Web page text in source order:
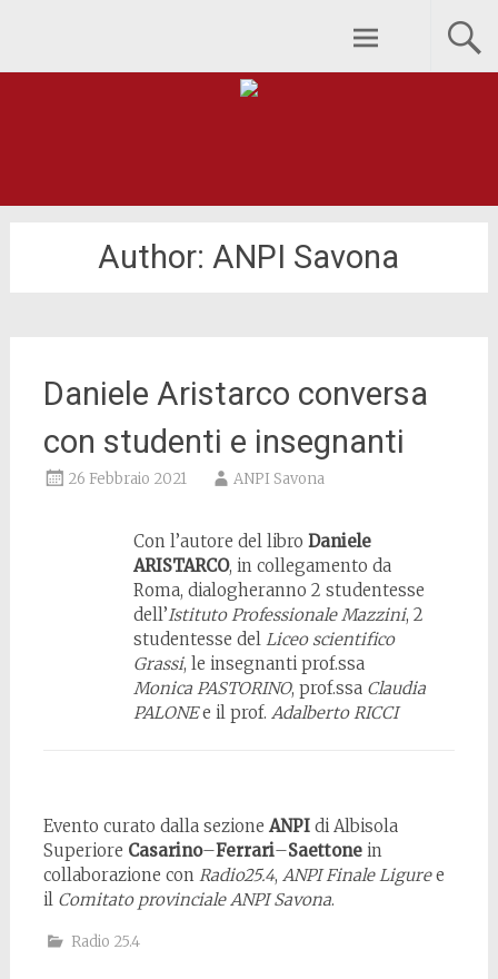
Skip to content
Author:ANPI Savona
Daniele Aristarco conversa
con studenti e insegnanti
26 Febbraio 2021 ANPI Savona
Con l’autore del libro Daniele
ARISTARCO, in collegamento da
Roma, dialogheranno 2 studentesse
dell’Istituto Professionale Mazzini, 2
studentesse del Liceo scientifico
Grassi, le insegnanti prof.ssa
Monica PASTORINO, prof.ssa Claudia
PALONEe il prof. Adalberto RICCI
Evento curato dalla sezione ANPI di Albisola
Superiore Casarino–Ferrari–Saettonein
collaborazione con Radio25.4, ANPI Finale Liguree
il Comitato provinciale ANPI Savona.
Radio 25.4